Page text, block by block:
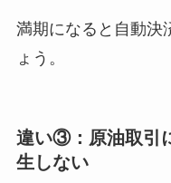
満期になると自動決
ょう。
違い③：原油取引
生しない